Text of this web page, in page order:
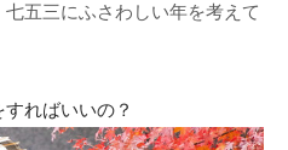
五三にふさわしい年を考えて
ればいいの？